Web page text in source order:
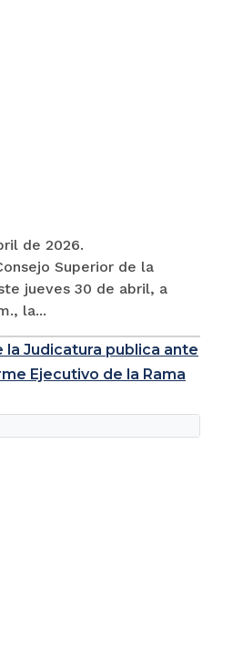
de 2026.
Superior de la
jueves 30 de abril, a
la...
la Judicatura publica ante
Ejecutivo de la Rama